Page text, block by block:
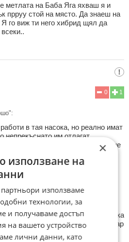
метлата на Баба Яга яхваш я и
прруу стой на място. Да знаеш на
го виж ти него хибрид щял да
1
0
в тая насока, но реално имат
непрекъснато им отлагат
други произвеждат серийно и то не
като се надуваха колко ще
последна информация
за неопределено време,
че няма да го бъде никога!
в електричките Мерцедес се
договор с тях за
А-класа, а правителството им
директните субсидии при покупка
не вземат позиции на техния пазар
електромобили……
×
използване на
използваме
технологии, за
и получаваме достъп
на вашето устройство
лични данни, като